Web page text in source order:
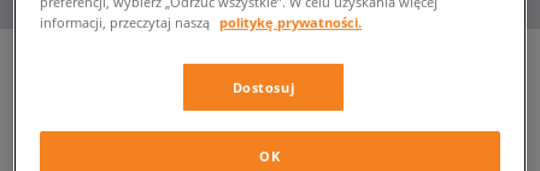
informacji, przeczytaj naszą politykę prywatności.
Dostosuj
OK